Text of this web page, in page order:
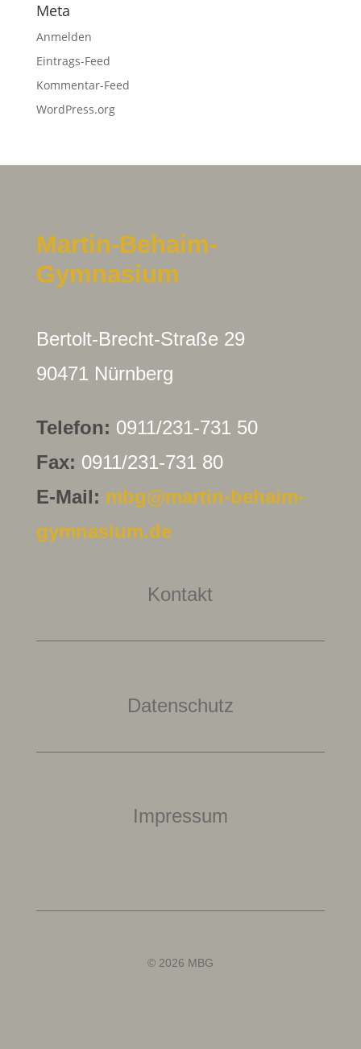
Meta
Anmelden
Eintrags-Feed
Kommentar-Feed
WordPress.org
Martin-Behaim-
Gymnasium
Bertolt-Brecht-Straße 29
90471 Nürnberg
Telefon: 0911/231-731 50
Fax: 0911/231-731 80
E-Mail: mbg@martin-behaim-
gymnasium.de
Kontakt
Datenschutz
Impressum
© 2026 MBG